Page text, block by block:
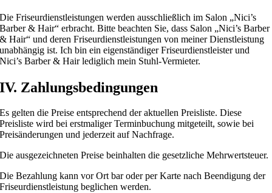
Die Friseurdienstleistungen werden ausschließlich im Salon „Nici’s
Barber & Hair“ erbracht. Bitte beachten Sie, dass Salon „Nici’s Barber
& Hair“ und deren Friseurdienstleistungen von meiner Dienstleistung
unabhängig ist. Ich bin ein eigenständiger Friseurdienstleister und
Nici’s Barber & Hair lediglich mein Stuhl-Vermieter.
IV. Zahlungsbedingungen
Es gelten die Preise entsprechend der aktuellen Preisliste. Diese
Preisliste wird bei erstmaliger Terminbuchung mitgeteilt, sowie bei
Preisänderungen und jederzeit auf Nachfrage.
Die ausgezeichneten Preise beinhalten die gesetzliche Mehrwertsteuer.
Die Bezahlung kann vor Ort bar oder per Karte nach Beendigung der
Friseurdienstleistung beglichen werden.